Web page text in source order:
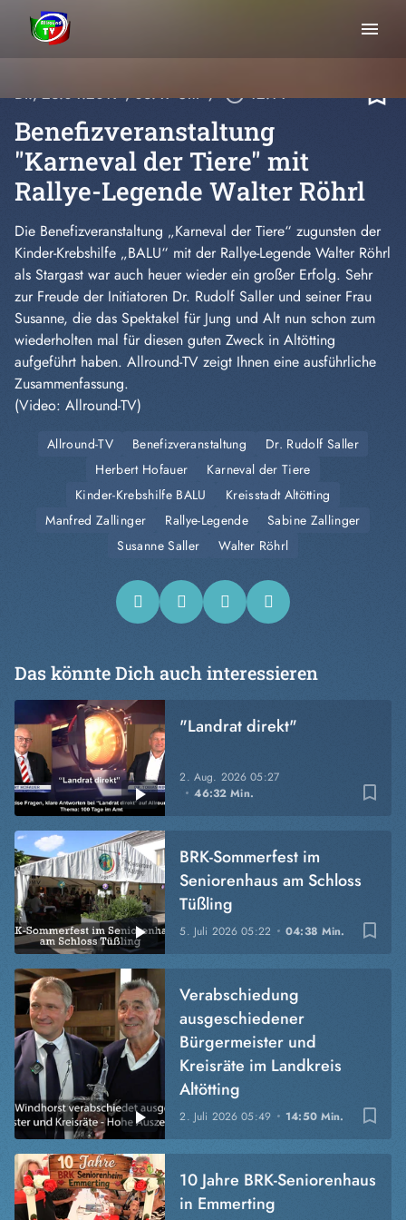
menu
Di., 23.04.2019, 03:47 Uhr / play_circle_outline12:14 bookmark_border
Benefizveranstaltung
"Karneval der Tiere" mit
Rallye-Legende Walter Röhrl
Die Benefizveranstaltung „Karneval der Tiere“ zugunsten der
Kinder-Krebshilfe „BALU“ mit der Rallye-Legende Walter Röhrl
als Stargast war auch heuer wieder ein großer Erfolg. Sehr
zur Freude der Initiatoren Dr. Rudolf Saller und seiner Frau
Susanne, die das Spektakel für Jung und Alt nun schon zum
wiederholten mal für diesen guten Zweck in Altötting
aufgeführt haben. Allround-TV zeigt Ihnen eine ausführliche
Zusammenfassung.
(Video: Allround-TV)
Allround-TV Benefizveranstaltung
Dr. Rudolf Saller
Herbert Hofauer
Karneval der Tiere
Kinder-Krebshilfe BALU
Kreisstadt Altötting
Manfred Zallinger
Rallye-Legende
Sabine Zallinger
Susanne Saller
Walter Röhrl
Das könnte Dich auch interessieren
bookmark_border
2. Aug. 202605:27
46:32 Min.
"Landrat direkt"
bookmark_border
5. Juli 202605:22 04:38 Min.
BRK-Sommerfest im
Seniorenhaus am Schloss
Tüßling
bookmark_border
2. Juli 202605:49 14:50 Min.
Verabschiedung
ausgeschiedener
Bürgermeister und
Kreisräte im Landkreis
Altötting
10 Jahre BRK-Seniorenhaus
in Emmerting